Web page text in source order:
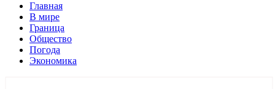
Главная
В мире
Граница
Общество
Погода
Экономика